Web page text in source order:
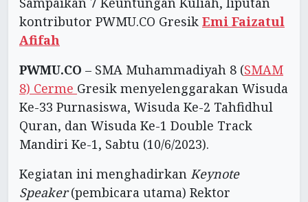
kontributor PWMU.CO Gresik Emi Faizatul
Afifah
PWMU.CO – SMA Muhammadiyah 8 (SMAM
8) Cerme Gresik menyelenggarakan Wisuda
Ke-33 Purnasiswa, Wisuda Ke-2 Tahfidhul
Quran, dan Wisuda Ke-1 Double Track
Mandiri Ke-1, Sabtu (10/6/2023).
Kegiatan ini menghadirkan Keynote
Speaker(pembicara utama) Rektor